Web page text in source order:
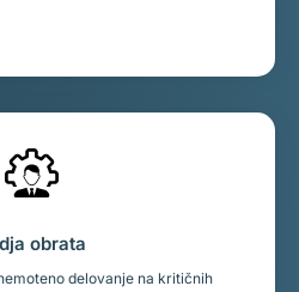
obrata
delovanje na kritičnih